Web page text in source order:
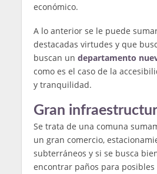
económico.
A lo anterior se le puede
destacadas virtudes y que
buscan un departamento
como es el caso de la
y tranquilidad.
Gran
Se trata de una comuna
un gran comercio,
subterráneos y si se busca
encontrar paños para posibles